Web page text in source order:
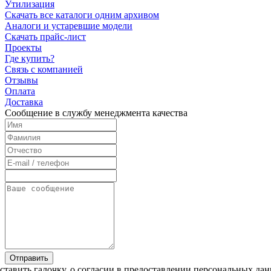
Утилизация
Скачать все каталоги одним архивом
Аналоги и устаревшие модели
Скачать прайс-лист
Проекты
Где купить?
Связь с компанией
Отзывы
Оплата
Доставка
Cообщение в службу менеджмента качества
Отправить